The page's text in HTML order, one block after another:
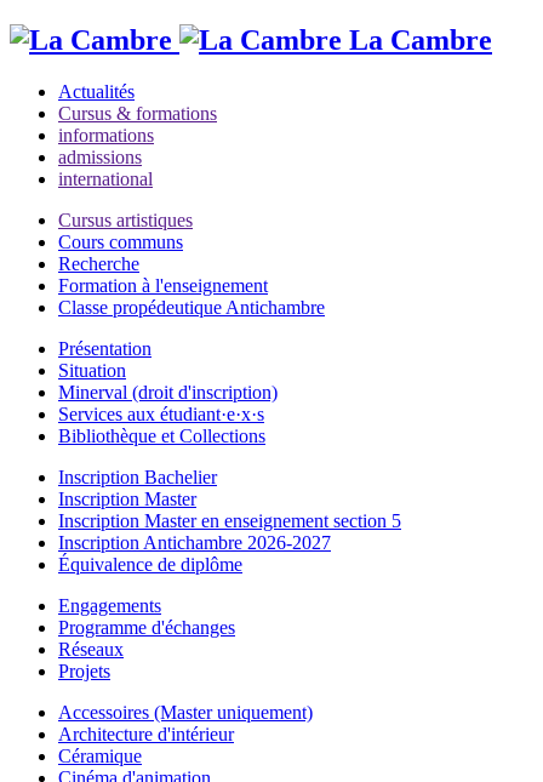
La Cambre
Actualités
Cursus & formations
informations
admissions
international
Cursus artistiques
Cours communs
Recherche
Formation à l'enseignement
Classe propédeutique Antichambre
Présentation
Situation
Minerval (droit d'inscription)
Services aux étudiant·e·x·s
Bibliothèque et Collections
Inscription Bachelier
Inscription Master
Inscription Master en enseignement section 5
Inscription Antichambre 2026-2027
Équivalence de diplôme
Engagements
Programme d'échanges
Réseaux
Projets
Accessoires (Master uniquement)
Architecture d'intérieur
Céramique
Cinéma d'animation